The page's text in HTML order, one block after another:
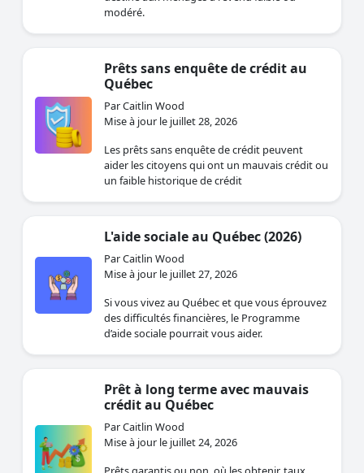
modéré.
Prêts sans enquête de crédit au
Québec
Par Caitlin Wood
Mise à jour le juillet 28, 2026
Les prêts sans enquête de crédit peuvent
aider les citoyens qui ont un mauvais crédit ou
un faible historique de crédit
L'aide sociale au Québec (2026)
Par Caitlin Wood
Mise à jour le juillet 27, 2026
Si vous vivez au Québec et que vous éprouvez
des difficultés financières, le Programme
d’aide sociale pourrait vous aider.
Prêt à long terme avec mauvais
crédit au Québec
Par Caitlin Wood
Mise à jour le juillet 24, 2026